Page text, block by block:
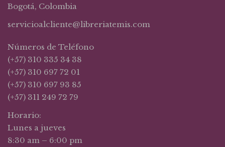
Bogotá, Colombia
servicioalcliente@libreriatemis.com
Números de Teléfono
(+57) 310 335 34 38
(+57) 310 697 72 01
(+57) 310 697 93 85
(+57) 311 249 72 79
Horario:
Lunes a jueves
8:30 am – 6:00 pm